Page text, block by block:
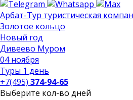
Арбат-Тур туристическая
Золотое кольцо
Новый год
Дивеево Муром
04 ноября
Туры 1 день
+7(495) 374-94-65
Выберите кол-во дней